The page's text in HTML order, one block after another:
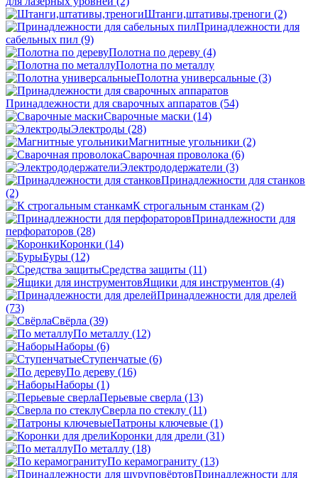
Штанги,штативы,треноги (2)
Принадлежности для
сабельных пил (9)
Полотна по дереву (4)
Полотна по металлу
Полотна универсальные (3)
Принадлежности для сварочных аппаратов (54)
Сварочные маски (14)
Электроды (28)
Магнитные угольники (2)
Сварочная проволока (6)
Электрододержатели (3)
Принадлежности для станков
(2)
К строгальным станкам (2)
Принадлежности для
перфораторов (28)
Коронки (14)
Буры (12)
Средства защиты (11)
Ящики для инструментов (4)
Принадлежности для дрелей
(73)
Свёрла (39)
По металлу (12)
Наборы (6)
Ступенчатые (6)
По дереву (16)
Наборы (1)
Перьевые сверла (13)
Сверла по стеклу (11)
Патроны ключевые (1)
Коронки для дрели (31)
По металлу (18)
По керамограниту (13)
Принадлежности для